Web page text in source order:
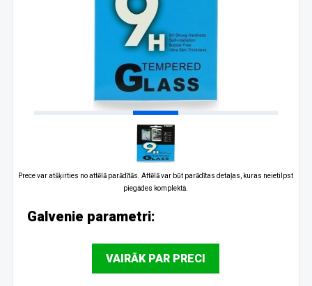
Prece var atšķirties no attēlā parādītās. Attēlā var būt parādītas detaļas, kuras neietilpst
piegādes komplektā.
Galvenie parametri:
VAIRĀK PAR PRECI